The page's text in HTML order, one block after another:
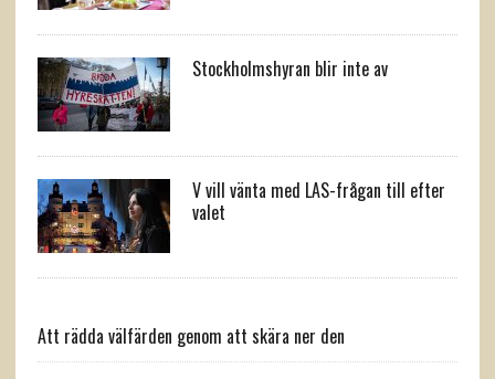
Stockholmshyran blir inte av
V vill vänta med LAS-frågan till efter
valet
Att rädda välfärden genom att skära ner den